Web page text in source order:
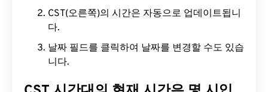
CST(오른쪽)의 시간은 자동으로 업데이트됩니
다.
날짜 필드를 클릭하여 날짜를 변경할 수도 있습
니다.